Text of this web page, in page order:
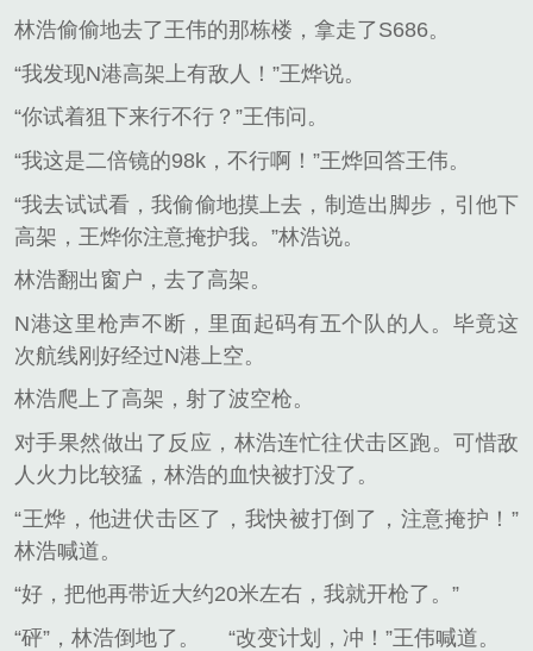
林浩偷偷地去了王伟的那栋楼，拿走了S686。
“我发现N港高架上有敌人！”王烨说。
“你试着狙下来行不行？”王伟问。
“我这是二倍镜的98k，不行啊！”王烨回答王伟。
“我去试试看，我偷偷地摸上去，制造出脚步，引他下
高架，王烨你注意掩护我。”林浩说。
林浩翻出窗户，去了高架。
N港这里枪声不断，里面起码有五个队的人。毕竟这
次航线刚好经过N港上空。
林浩爬上了高架，射了波空枪。
对手果然做出了反应，林浩连忙往伏击区跑。可惜敌
人火力比较猛，林浩的血快被打没了。
“王烨，他进伏击区了，我快被打倒了，注意掩护！”
林浩喊道。
“好，把他再带近大约20米左右，我就开枪了。”
“砰”，林浩倒地了。
“改变计划，冲！”王伟喊道。